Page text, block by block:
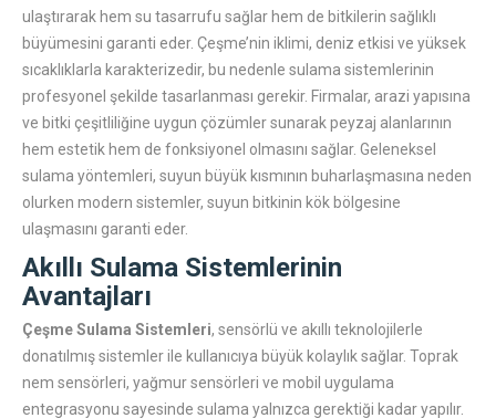
ulaştırarak hem su tasarrufu sağlar hem de bitkilerin sağlıklı
büyümesini garanti eder. Çeşme’nin iklimi, deniz etkisi ve yüksek
sıcaklıklarla karakterizedir, bu nedenle sulama sistemlerinin
profesyonel şekilde tasarlanması gerekir. Firmalar, arazi yapısına
ve bitki çeşitliliğine uygun çözümler sunarak peyzaj alanlarının
hem estetik hem de fonksiyonel olmasını sağlar. Geleneksel
sulama yöntemleri, suyun büyük kısmının buharlaşmasına neden
olurken modern sistemler, suyun bitkinin kök bölgesine
ulaşmasını garanti eder.
Akıllı Sulama Sistemlerinin
Avantajları
Çeşme Sulama Sistemleri, sensörlü ve akıllı teknolojilerle
donatılmış sistemler ile kullanıcıya büyük kolaylık sağlar. Toprak
nem sensörleri, yağmur sensörleri ve mobil uygulama
entegrasyonu sayesinde sulama yalnızca gerektiği kadar yapılır.